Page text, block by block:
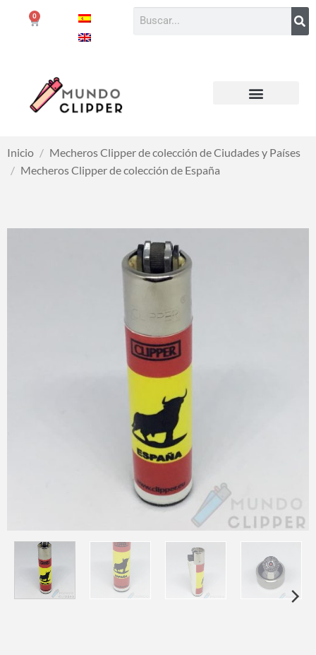
0
Inicio / Mecheros Clipper de colección de Ciudades y Países
/ Mecheros Clipper de colección de España